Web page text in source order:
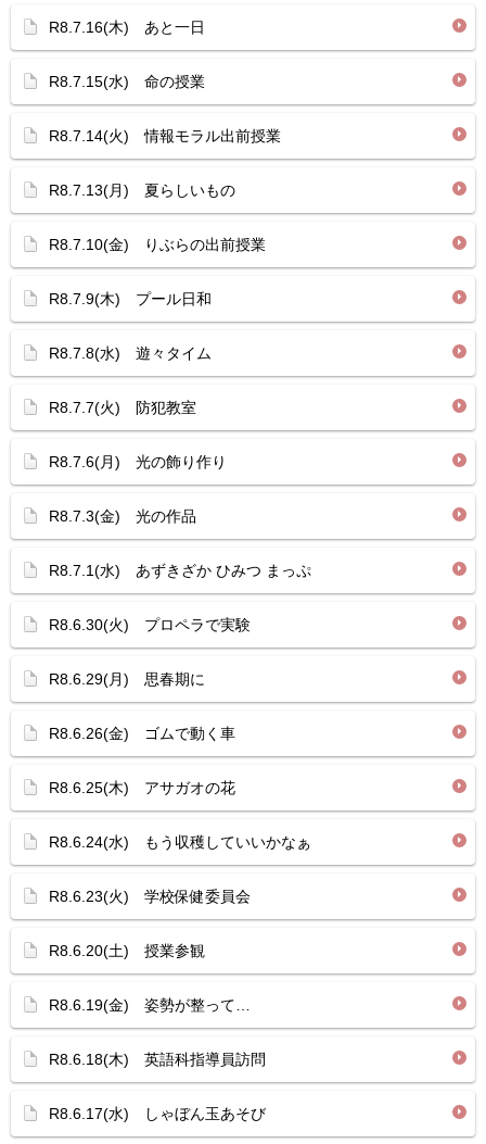
R8.7.16(木) あと一日
R8.7.15(水) 命の授業
R8.7.14(火) 情報モラル出前授業
R8.7.13(月) 夏らしいもの
R8.7.10(金) りぶらの出前授業
R8.7.9(木) プール日和
R8.7.8(水) 遊々タイム
R8.7.7(火) 防犯教室
R8.7.6(月) 光の飾り作り
R8.7.3(金) 光の作品
R8.7.1(水) あずきざか ひみつ まっぷ
R8.6.30(火) プロペラで実験
R8.6.29(月) 思春期に
R8.6.26(金) ゴムで動く車
R8.6.25(木) アサガオの花
R8.6.24(水) もう収穫していいかなぁ
R8.6.23(火) 学校保健委員会
R8.6.20(土) 授業参観
R8.6.19(金) 姿勢が整って…
R8.6.18(木) 英語科指導員訪問
R8.6.17(水) しゃぼん玉あそび